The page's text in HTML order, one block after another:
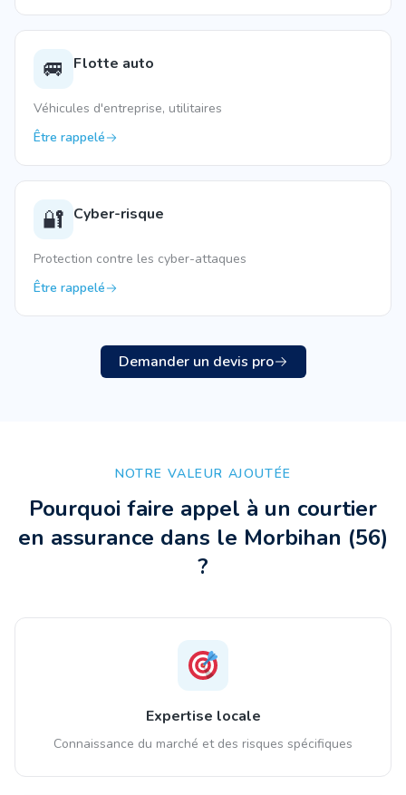
🚐 Flotte auto
Véhicules d'entreprise, utilitaires
Être rappelé
🔐 Cyber-risque
Protection contre les cyber-attaques
Être rappelé
Demander un devis pro
NOTRE VALEUR AJOUTÉE
Pourquoi faire appel à un courtier
en assurance dans le Morbihan (56)
?
Expertise locale
Connaissance du marché et des risques spécifiques